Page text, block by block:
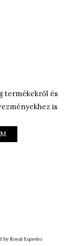
termékekről és
is
by Royal Equvito